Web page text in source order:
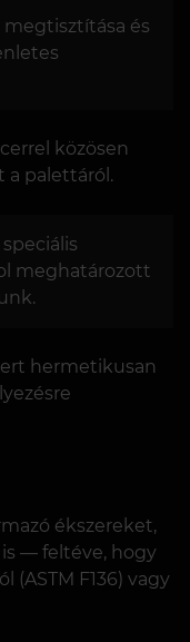
megtisztítása és
közösen
a palettáról.
meghatározott
hermetikusan
ékszereket,
is — feltéve, hogy
F136) vagy